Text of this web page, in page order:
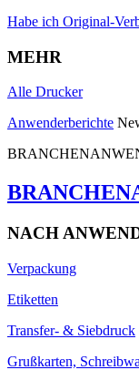
Habe ich Original-
MEHR
Alle Drucker
Anwenderberichte
NACH
Verpackung
Etiketten
Transfer- & Siebdruck
Grußkarten,